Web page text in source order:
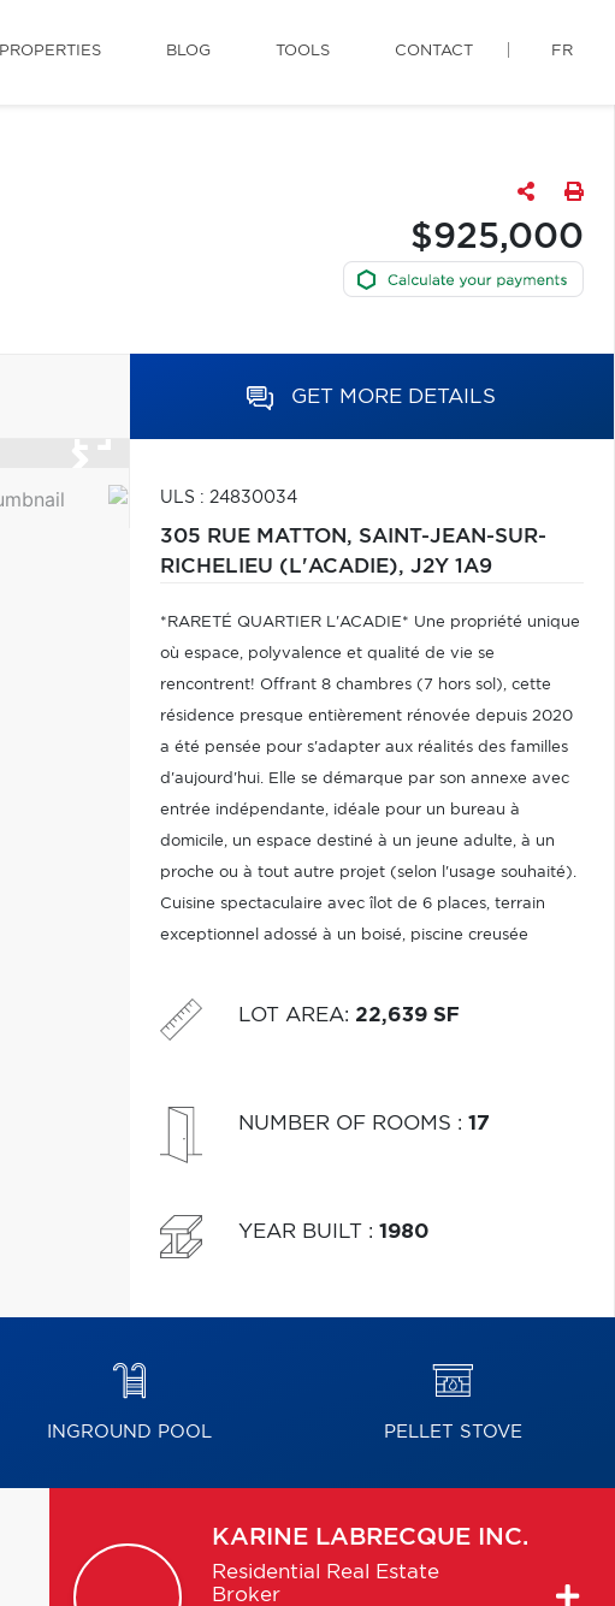
PROPERTIES BLOG TOOLS CONTACT FR
$925,000
GET MORE DETAILS
ULS : 24830034
305 RUE MATTON, SAINT-JEAN-SUR-
RICHELIEU (L'ACADIE), J2Y 1A9
*RARETÉ QUARTIER L'ACADIE* Une propriété unique
où espace, polyvalence et qualité de vie se
rencontrent! Offrant 8 chambres (7 hors sol), cette
résidence presque entièrement rénovée depuis 2020
a été pensée pour s'adapter aux réalités des familles
d'aujourd'hui. Elle se démarque par son annexe avec
entrée indépendante, idéale pour un bureau à
domicile, un espace destiné à un jeune adulte, à un
proche ou à tout autre projet (selon l'usage souhaité).
Cuisine spectaculaire avec îlot de 6 places, terrain
exceptionnel adossé à un boisé, piscine creusée
vaste stationnement. Une occasion rare!
LOT AREA: 22,639 SF
NUMBER OF ROOMS : 17
YEAR BUILT : 1980
INGROUND POOL PELLET STOVE
KARINE LABRECQUE INC.
Residential Real Estate
Broker